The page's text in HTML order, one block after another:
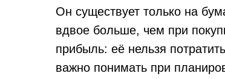
Он существует только на
вдвое больше, чем при
прибыль: её нельзя
важно понимать при